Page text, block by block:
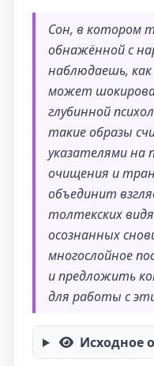
Сон, в котором
обнажённой с
наблюдаешь,
может
глубинной
такие образы
указателями на
очищения и
объединит
толтекских
осознанных
многослойное
и предложить
для работы с
Исходное